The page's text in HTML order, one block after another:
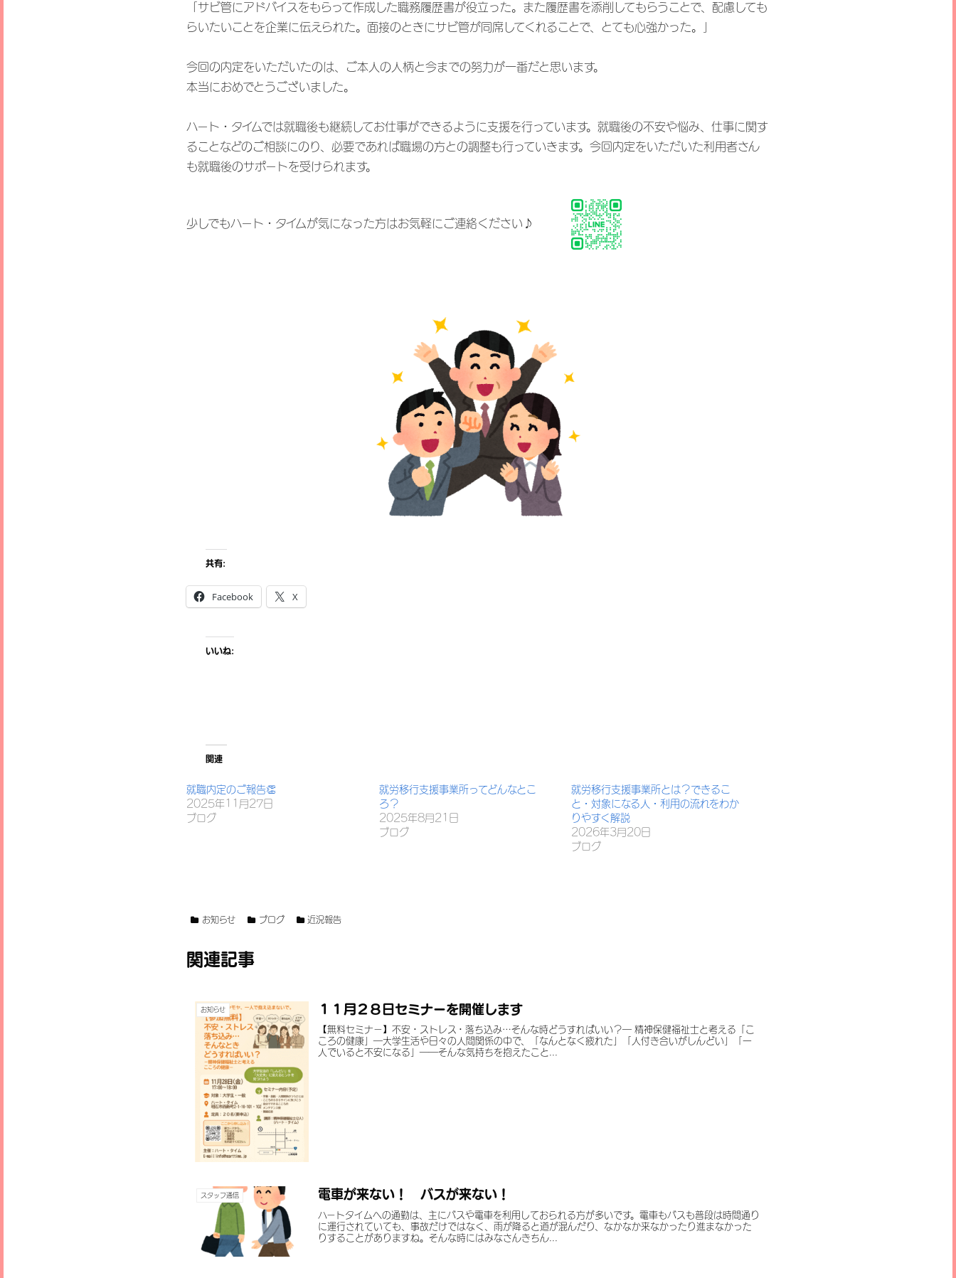
「サビ管にアドバイスをもらって作成した職務履歴書が役立った。また履歴書を添削してもらうことで、配慮しても
らいたいことを企業に伝えられた。面接のときにサビ管が同席してくれることで、とても心強かった。」
今回の内定をいただいたのは、ご本人の人柄と今までの努力が一番だと思います。
本当におめでとうございました。
ハート・タイムでは就職後も継続してお仕事ができるように支援を行っています。就職後の不安や悩み、仕事に関す
ることなどのご相談にのり、必要であれば職場の方との調整も行っていきます。今回内定をいただいた利用者さん
も就職後のサポートを受けられます。
少しでもハート・タイムが気になった方はお気軽にご連絡ください♪
共有:
Facebook X
いいね:
関連
就職内定のご報告👏
2025年11月27日
ブログ
就労移行支援事業所ってどんなとこ
ろ？
2025年8月21日
ブログ
就労移行支援事業所とは？できるこ
と・対象になる人・利用の流れをわか
りやすく解説
2026年3月20日
ブログ
お知らせ ブログ 近況報告
関連記事
お知らせ １１月２８日セミナーを開催します
【無料セミナー】不安・ストレス・落ち込み…そんな時どうすればいい？― 精神保健福祉士と考える「こ
ころの健康」―大学生活や日々の人間関係の中で、「なんとなく疲れた」「人付き合いがしんどい」「一
人でいると不安になる」――そんな気持ちを抱えたこと...
スタッフ通信 電車が来ない！ バスが来ない！
ハートタイムへの通勤は、主にバスや電車を利用しておられる方が多いです。電車もバスも普段は時間通り
に運行されていても、事故だけではなく、雨が降ると道が混んだり、なかなか来なかったり進まなかった
りすることがありますね。そんな時にはみなさんきちん...